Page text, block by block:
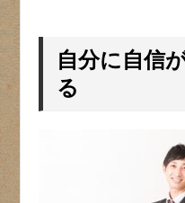
自分に自信
る